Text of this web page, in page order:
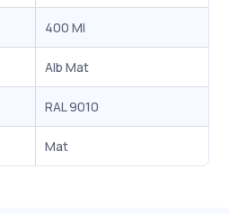
400 Ml
Alb Mat
RAL 9010
Mat